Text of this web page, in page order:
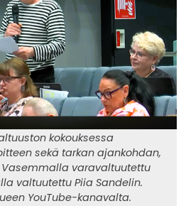
kokouksessa
sekä tarkan ajankohdan,
varavaltuutettu
valtuutettu Piia Sandelin.
YouTube-kanavalta.